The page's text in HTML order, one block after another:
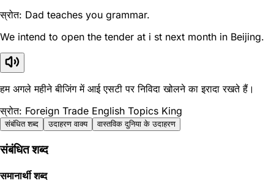
स्रोत: Dad teaches you grammar.
We intend to open the tender at i st next month in Beijing.
हम अगले महीने बीजिंग में आई एसटी पर निविदा खोलने का इरादा रखते हैं।
स्रोत: Foreign Trade English Topics King
संबंधित शब्द उदाहरण वाक्य वास्तविक दुनिया के उदाहरण
संबंधित शब्द
समानार्थी शब्द